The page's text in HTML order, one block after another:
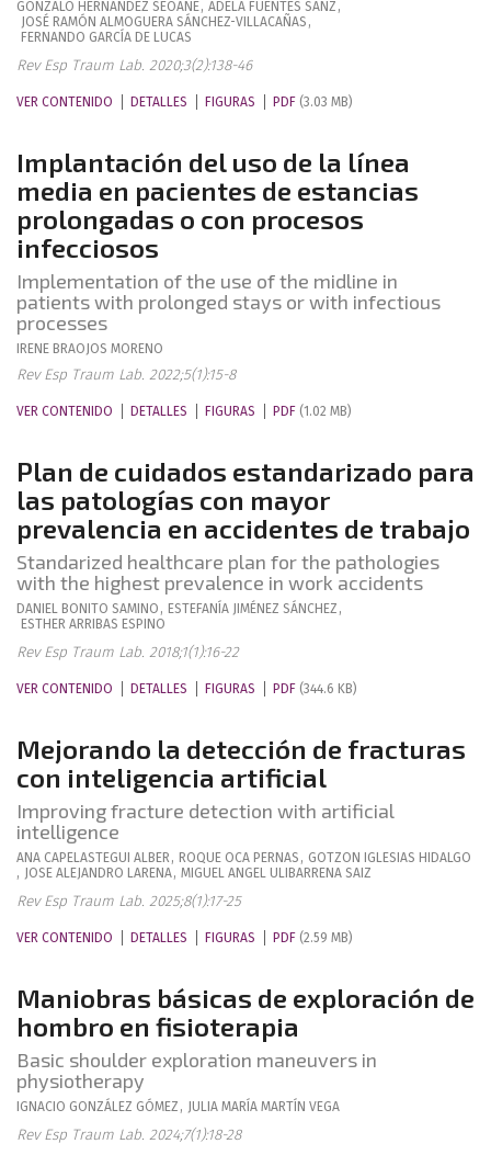
GONZALO HERNÁNDEZ SEOANE, ADELA FUENTES SANZ ,
JOSÉ RAMÓN ALMOGUERA SÁNCHEZ-VILLACAÑAS ,
FERNANDO GARCÍA DE LUCAS
Rev Esp Traum Lab. 2020;3(2):138-46
VER CONTENIDO DETALLES FIGURAS PDF (3.03 MB)
Implantación del uso de la línea
media en pacientes de estancias
prolongadas o con procesos
infecciosos
Implementation of the use of the midline in
patients with prolonged stays or with infectious
processes
IRENE BRAOJOS MORENO
Rev Esp Traum Lab. 2022;5(1):15-8
VER CONTENIDO DETALLES FIGURAS PDF (1.02 MB)
Plan de cuidados estandarizado para
las patologías con mayor
prevalencia en accidentes de trabajo
Standarized healthcare plan for the pathologies
with the highest prevalence in work accidents
DANIEL BONITO SAMINO , ESTEFANÍA JIMÉNEZ SÁNCHEZ ,
ESTHER ARRIBAS ESPINO
Rev Esp Traum Lab. 2018;1(1):16-22
VER CONTENIDO DETALLES FIGURAS PDF (344.6 KB)
Mejorando la detección de fracturas
con inteligencia artificial
Improving fracture detection with artificial
intelligence
ANA CAPELASTEGUI ALBER, ROQUE OCA PERNAS , GOTZON
IGLESIAS HIDALGO
,
JOSE ALEJANDRO LARENA, MIGUEL ANGEL ULIBARRENA SAIZ
Rev Esp Traum Lab. 2025;8(1):17-25
VER CONTENIDO DETALLES FIGURAS PDF (2.59 MB)
Maniobras básicas de exploración de
hombro en fisioterapia
Basic shoulder exploration maneuvers in
physiotherapy
IGNACIO GONZÁLEZ GÓMEZ , JULIA MARÍA MARTÍN VEGA
Rev Esp Traum Lab. 2024;7(1):18-28